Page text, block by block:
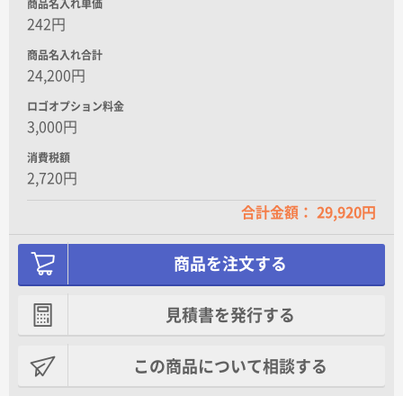
商品名入れ単価
242円
商品名入れ合計
24,200円
ロゴオプション料金
3,000円
消費税額
2,720円
合計金額： 29,920円
商品を注文する
見積書を発行する
この商品について相談する